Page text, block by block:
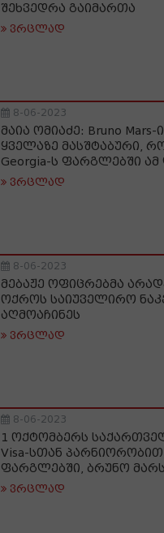
შეხვედრა გაიმართა
ვრცლად
8-06-2023
მაია ომიაძე: Bruno
ყველაზე მასშტაბური,
Georgia-ს ფარგლებში
ვრცლად
8-06-2023
მებაჟე ოფიცრებმა
ოქროს საიუველირო
აღმოაჩინეს
ვრცლად
8-06-2023
1 ოქტომბერს
Visa-სთან პარნიორობით,
ფარგლებში, ბრუნო
ვრცლად